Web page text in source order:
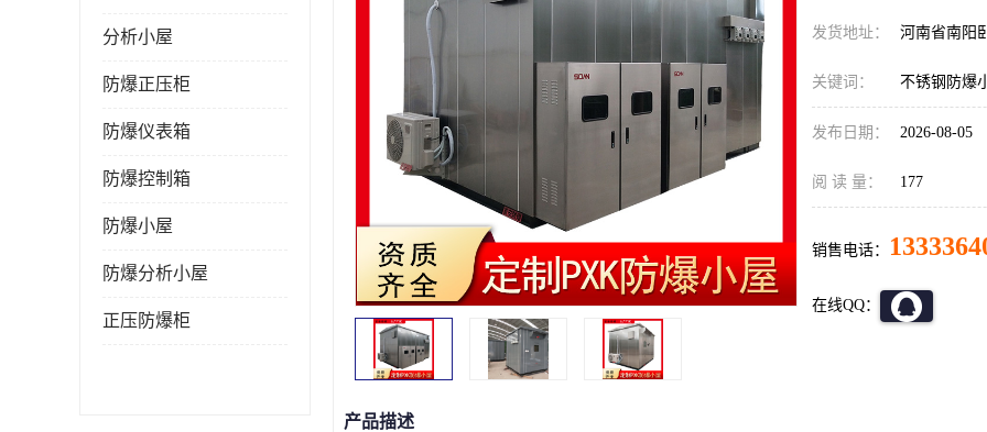
分析小屋
防爆正压柜
防爆仪表箱
防爆控制箱
防爆小屋
防爆分析小屋
正压防爆柜
发货地址： 河南省南阳
关键词： 不锈钢防爆
发布日期： 2026-08-05
阅 读 量： 177
销售电话：
在线QQ：
产品描述